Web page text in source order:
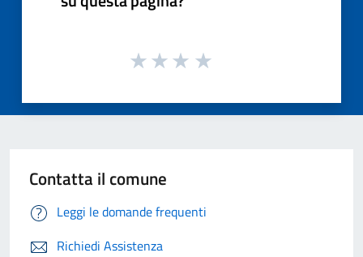
Contatta il comune
Leggi le domande frequenti
Richiedi Assistenza